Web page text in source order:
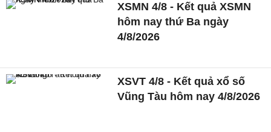
XSMN 4/8 - Kết quả XSMN
hôm nay thứ Ba ngày
4/8/2026
XSVT 4/8 - Kết quả xổ số
Vũng Tàu hôm nay 4/8/2026